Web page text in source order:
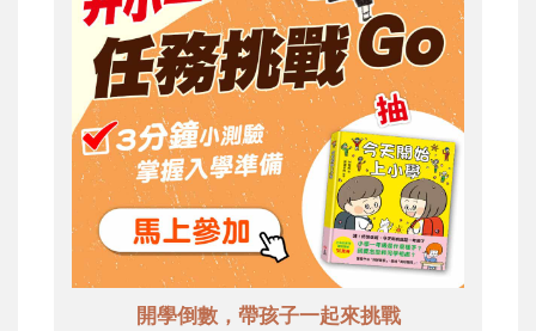
開學倒數，帶孩子一起來挑戰